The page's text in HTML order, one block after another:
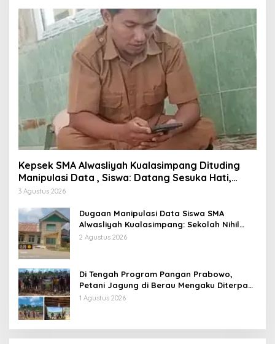
Kepsek SMA Alwasliyah Kualasimpang Dituding
Manipulasi Data , Siswa: Datang Sesuka Hati,
Dana MBG Disalurkan ke Guru & Pesantren
3 Agustus 2026
Dugaan Manipulasi Data Siswa SMA
Alwasliyah Kualasimpang: Sekolah Nihil
Murid Tapi Terima Dana BOS & Paket
2 Agustus 2026
Di Tengah Program Pangan Prabowo,
Petani Jagung di Berau Mengaku Diterpa
Tekanan Aparat
1 Agustus 2026